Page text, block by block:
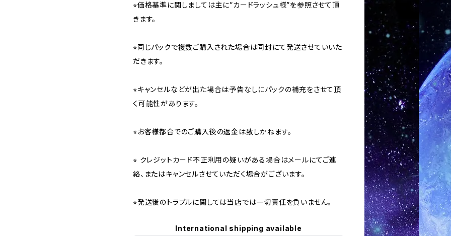
⭐︎価格基準に関しましては主に”カードラッシュ様”を参照させて頂
きます。
⭐︎同じパックで複数ご購入された場合は同封にて発送させていいた
だきます。
⭐︎キャンセルなどが出た場合は予告なしにパックの補充をさせて頂
く可能性があります。
⭐︎お客様都合でのご購入後の返金は致しかねます。
⭐︎ クレジットカード不正利用の疑いがある場合はメールにてご連
絡、またはキャンセルさせていただく場合がございます。
⭐︎発送後のトラブルに関しては当店では一切責任を負いません。
International shipping available